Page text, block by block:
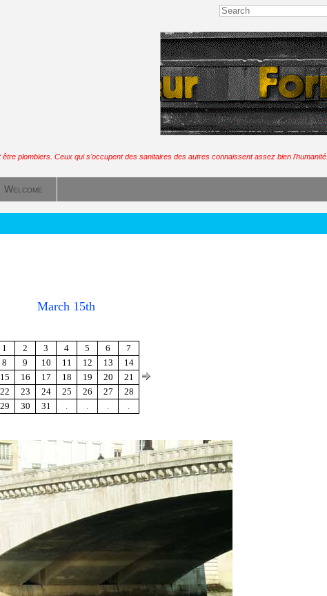
plombiers. Ceux qui s'occupent des sanitaires des autres connaissent assez bien l'humanité.
Welcome
March 15th
1 2 3 4 5 6
7
8
9 10 11 12 13
14
15
16 17 18 19 20
21
22
23 24 25 26 27
28
29
30 31 . . . .